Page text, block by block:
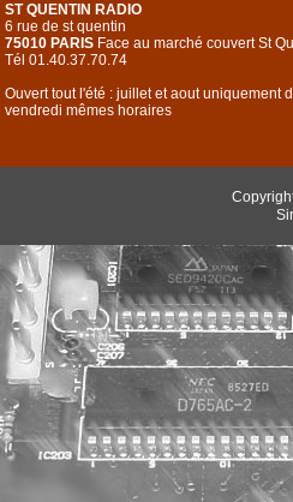
ST QUENTIN RADIO
6 rue de st quentin
75010 PARIS Face au marché couvert St
Tél 01.40.37.70.74
Ouvert tout l'été : juillet et aout uniquement
vendredi mêmes horaires